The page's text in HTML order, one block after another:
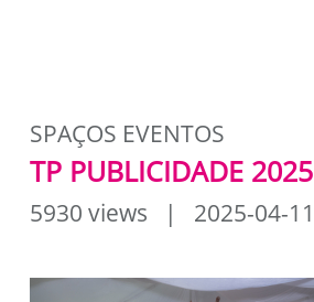
SPAÇOS EVENTOS
TP PUBLICIDADE 2025
5930 views | 2025-04-11